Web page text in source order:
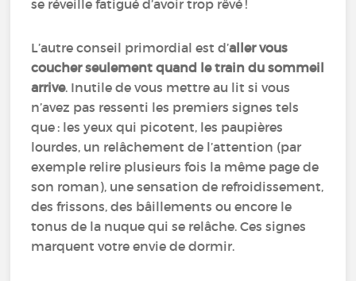
se réveille fatigué d’avoir trop rêvé !
L’autre conseil primordial est d’aller vous
coucher seulement quand le train du sommeil
arrive. Inutile de vous mettre au lit si vous
n’avez pas ressenti les premiers signes tels
que : les yeux qui picotent, les paupières
lourdes, un relâchement de l’attention (par
exemple relire plusieurs fois la même page de
son roman), une sensation de refroidissement,
des frissons, des bâillements ou encore le
tonus de la nuque qui se relâche. Ces signes
marquent votre envie de dormir.